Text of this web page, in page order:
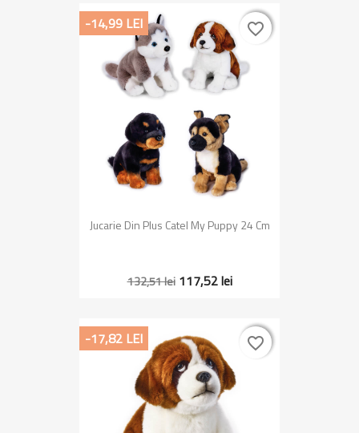
Jucarie Din Plus Catel My Puppy 24 Cm
132,51 lei 117,52 lei
-14,99 LEI favorite_border
favorite_border
-17,82 LEI favorite_border
favorite_border